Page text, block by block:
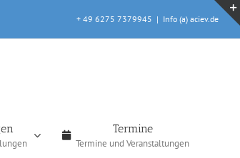
+ 49 6275 7379945 | Info (a) aciev.de
Termine
Termine und Veranstaltungen